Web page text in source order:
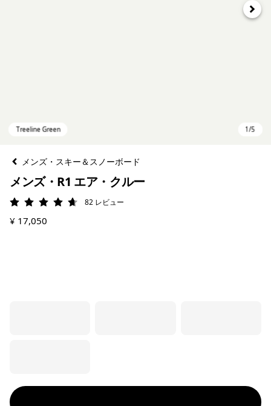
次へ
メンズ・スキー＆スノーボード
メンズ・R1 エア・クルー
評価: 4.7 / 5
82 レビュー
¥ 17,050